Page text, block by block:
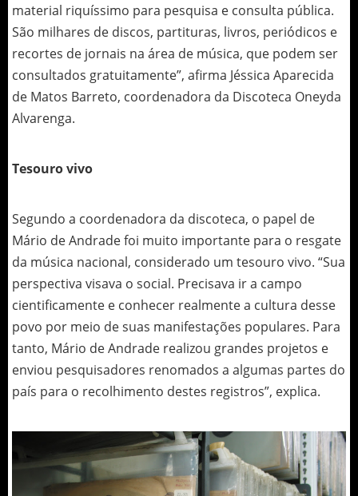
material riquíssimo para pesquisa e consulta pública.
São milhares de discos, partituras, livros, periódicos e
recortes de jornais na área de música, que podem ser
consultados gratuitamente”, afirma Jéssica Aparecida
de Matos Barreto, coordenadora da Discoteca Oneyda
Alvarenga.
Tesouro vivo
Segundo a coordenadora da discoteca, o papel de
Mário de Andrade foi muito importante para o resgate
da música nacional, considerado um tesouro vivo. “Sua
perspectiva visava o social. Precisava ir a campo
cientificamente e conhecer realmente a cultura desse
povo por meio de suas manifestações populares. Para
tanto, Mário de Andrade realizou grandes projetos e
enviou pesquisadores renomados a algumas partes do
país para o recolhimento destes registros”, explica.